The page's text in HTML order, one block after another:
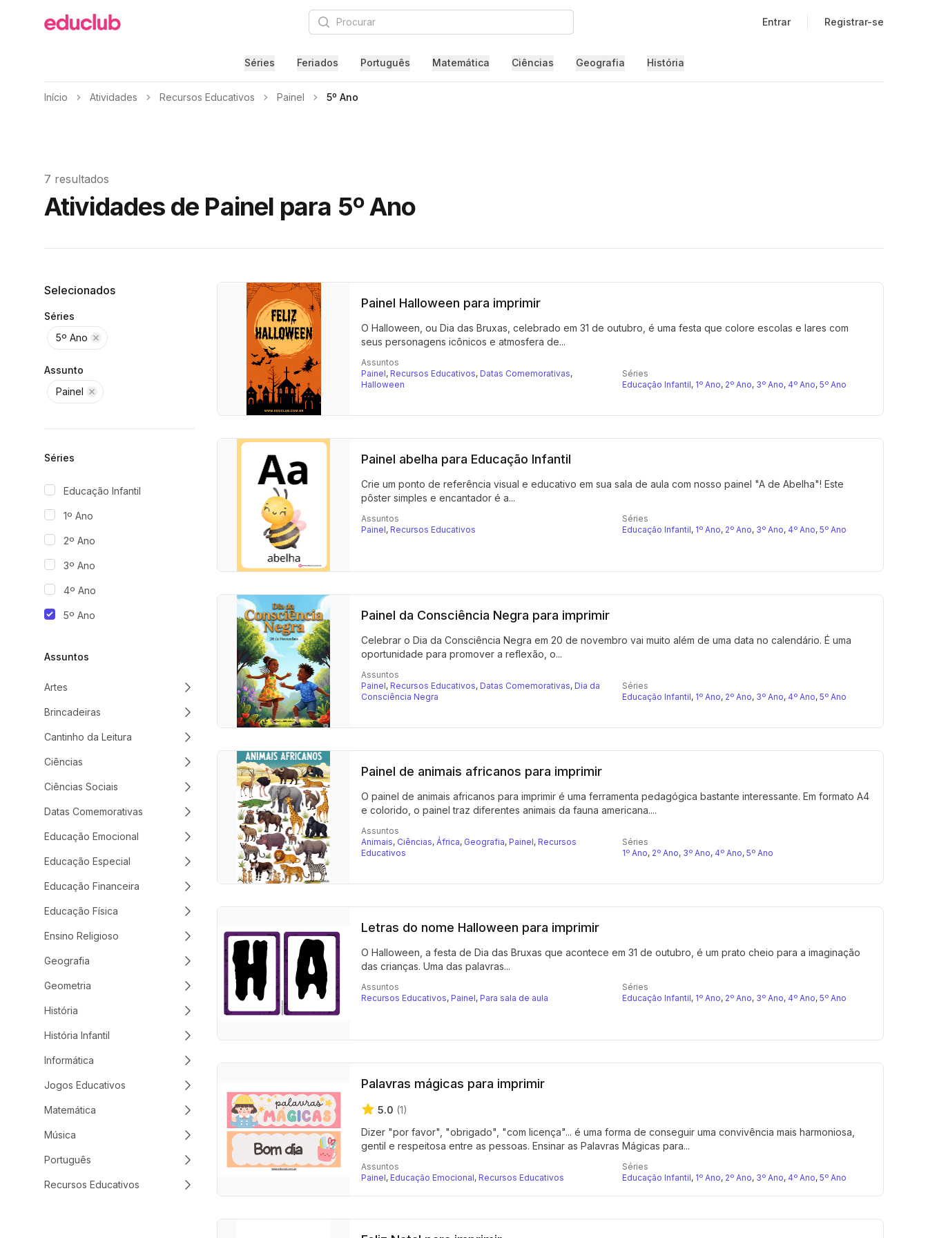
Educlub Procurar Entrar Registrar-se
Séries Feriados Português Matemática Ciências Geografia História
Início Atividades Recursos Educativos Painel 5º Ano
7 resultados
Atividades de Painel para 5º Ano
Filtros
Selecionados
Séries
5º Ano
Assunto
Painel
Séries
Educação Infantil
1º Ano
2º Ano
3º Ano
4º Ano
5º Ano
Assuntos
Artes
Brincadeiras
Cantinho da Leitura
Ciências
Ciências Sociais
Datas Comemorativas
Educação Emocional
Educação Especial
Educação Financeira
Educação Física
Ensino Religioso
Geografia
Geometria
História
História Infantil
Informática
Jogos Educativos
Matemática
Música
Português
Recursos Educativos
Painel Halloween para imprimir
O Halloween, ou Dia das Bruxas, celebrado em 31 de outubro, é uma festa que colore escolas e lares com
seus personagens icônicos e atmosfera de...
Assuntos
Painel, Recursos Educativos, Datas Comemorativas,
Halloween
Séries
Educação Infantil, 1º Ano, 2º Ano, 3º Ano, 4º Ano, 5º Ano
Painel abelha para Educação Infantil
Crie um ponto de referência visual e educativo em sua sala de aula com nosso painel "A de Abelha"! Este
pôster simples e encantador é a...
Assuntos
Painel, Recursos Educativos
Séries
Educação Infantil, 1º Ano, 2º Ano, 3º Ano, 4º Ano, 5º Ano
Painel da Consciência Negra para imprimir
Celebrar o Dia da Consciência Negra em 20 de novembro vai muito além de uma data no calendário. É uma
oportunidade para promover a reflexão, o...
Assuntos
Painel, Recursos Educativos, Datas Comemorativas, Dia da
Consciência Negra
Séries
Educação Infantil, 1º Ano, 2º Ano, 3º Ano, 4º Ano, 5º Ano
Painel de animais africanos para imprimir
O painel de animais africanos para imprimir é uma ferramenta pedagógica bastante interessante. Em formato A4
e colorido, o painel traz diferentes animais da fauna americana....
Assuntos
Animais, Ciências, África, Geografia, Painel, Recursos
Educativos
Séries
1º Ano, 2º Ano, 3º Ano, 4º Ano, 5º Ano
Letras do nome Halloween para imprimir
O Halloween, a festa de Dia das Bruxas que acontece em 31 de outubro, é um prato cheio para a imaginação
das crianças. Uma das palavras...
Assuntos
Recursos Educativos, Painel, Para sala de aula
Séries
Educação Infantil, 1º Ano, 2º Ano, 3º Ano, 4º Ano, 5º Ano
Palavras mágicas para imprimir
5.0 (1)
Dizer "por favor", "obrigado", "com licença"... é uma forma de conseguir uma convivência mais harmoniosa,
gentil e respeitosa entre as pessoas. Ensinar as Palavras Mágicas para...
Assuntos
Painel, Educação Emocional, Recursos Educativos
Séries
Educação Infantil, 1º Ano, 2º Ano, 3º Ano, 4º Ano, 5º Ano